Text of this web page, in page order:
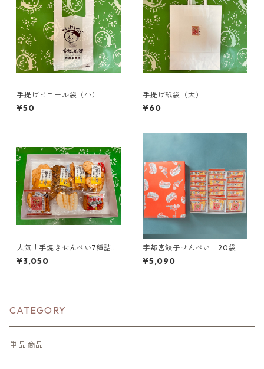
手提げビニール袋（小）
¥50
手提げ紙袋（大）
¥60
人気！手焼きせんべい7種詰め
合わせ
¥3,050
宇都宮餃子せんべい 20袋
¥5,090
CATEGORY
単品商品